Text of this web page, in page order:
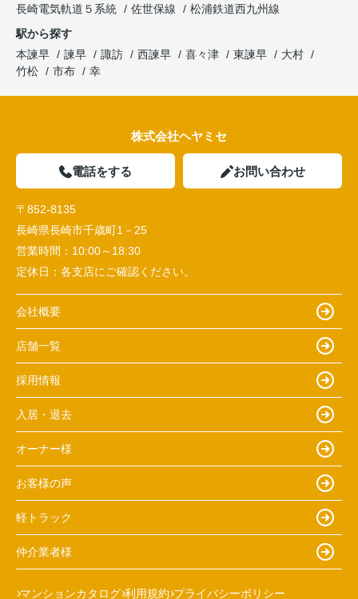
長崎電気軌道５系統
佐世保線
松浦鉄道西九州線
駅から探す
本諫早
諫早 諏訪 西諫早 喜々津 東諫早
大村
竹松
市布 幸
株式会社ヘヤミセ
電話をする お問い合わせ
〒852-8135
長崎県長崎市千歳町1－25
営業時間： 10:00～18:30
定休日： 各支店にご確認ください。
会社概要
店舗一覧
採用情報
入居・退去
オーナー様
お客様の声
軽トラック
仲介業者様
マンションカタログ 利用規約 プライバシーポリシー